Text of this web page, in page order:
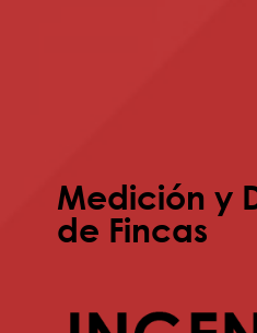
Medición y
de Fincas